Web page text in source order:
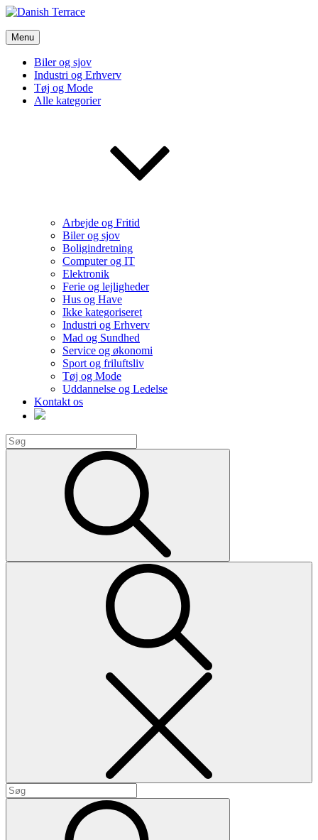
Skip
content
Danish Terrace
Vi bruger de bedste nyheder fra tech verdenen og meget mere
Menu
Biler og sjov
Industri og Erhverv
Tøj og Mode
Alle kategorier
Arbejde og Fritid
Biler og sjov
Boligindretning
Computer og IT
Elektronik
Ferie og lejligheder
Hus og Have
Ikke kategoriseret
Industri og Erhverv
Mad og Sundhed
Service og økonomi
Sport og friluftsliv
Tøj og Mode
Uddannelse og Ledelse
Kontakt os
Search
for:
Search
for: